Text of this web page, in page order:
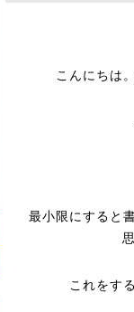
こんにちは
最小限にすると
これをす